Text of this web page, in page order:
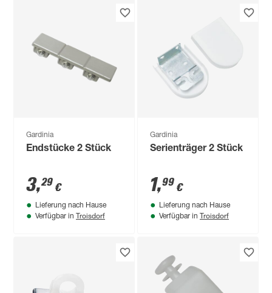
Gardinia
Endstücke 2 Stück
3,29 €
Lieferung nach Hause
Verfügbar in Troisdorf
Gardinia
Serienträger 2 Stück
1,99 €
Lieferung nach Hause
Verfügbar in Troisdorf